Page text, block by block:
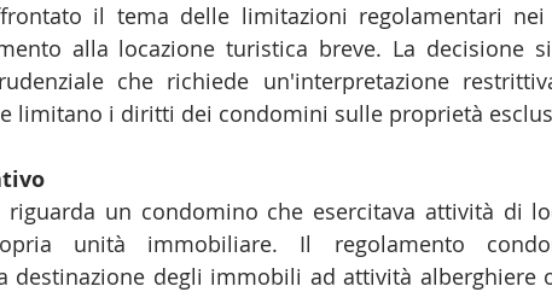
il tema delle limitazioni regolamentari
alla locazione turistica breve. La decisione
che richiede un'interpretazione
limitano i diritti dei condomini sulle proprietà
un condomino che esercitava attività di
unità immobiliare. Il regolamento
destinazione degli immobili ad attività alberghiere